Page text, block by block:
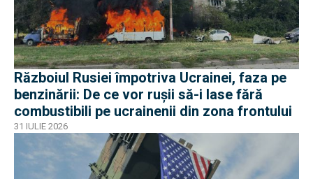
Războiul Rusiei împotriva Ucrainei, faza pe
benzinării: De ce vor rușii să-i lase fără
combustibili pe ucrainenii din zona frontului
31 IULIE 2026